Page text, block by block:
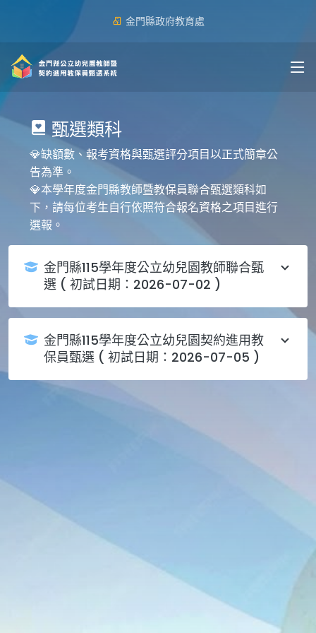
金門縣政府教育處
甄選類科
💎缺額數、報考資格與甄選評分項目以正式簡章公
告為準。
💎本學年度金門縣教師暨教保員聯合甄選類科如
下，請每位考生自行依照符合報名資格之項目進行
選報。
金門縣115學年度公立幼兒園教師聯合甄
選 ( 初試日期：2026-07-02 )
金門縣115學年度公立幼兒園契約進用教
保員甄選 ( 初試日期：2026-07-05 )